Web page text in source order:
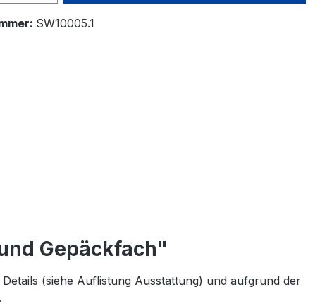
SW10005.1
Gepäckfach"
(siehe Auflistung Ausstattung) und aufgrund der